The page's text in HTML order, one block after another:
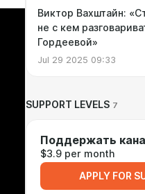
Виктор Вахштайн:
не с кем
Гордеевой»
Jul 29 2025 09:33
SUPPORT LEVELS 7
Поддержать
$3.9 per month
APPLY FOR